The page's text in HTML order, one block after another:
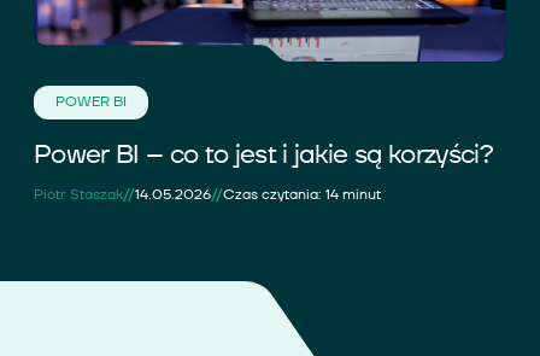
POWER BI
Power BI – co to jest i jakie są korzyści?
Piotr Staszak//14.05.2026//Czas czytania: 14 minut